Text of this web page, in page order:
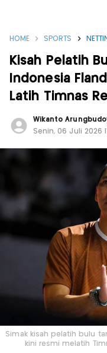
HOME SPORTS
Kisah Pelatih
Indonesia
Latih Timnas
Wikanto
Senin, 06 Juli 2026
Simak kisah pelatih bulu
kini resmi melatih